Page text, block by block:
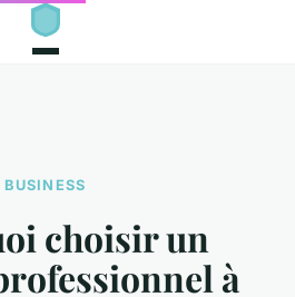
BUSINESS
choisir un
à